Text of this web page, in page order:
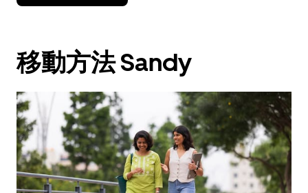
で
カ
ン
ダ
ー
を
操
作
し、
移動方法 Sandy